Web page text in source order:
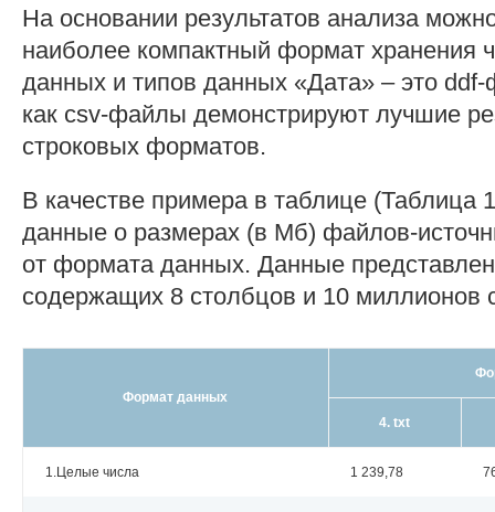
На основании результатов анализа
наиболее компактный формат хранения
данных и типов данных «Дата» – это
как csv-файлы демонстрируют лучшие
строковых форматов.
В качестве примера в таблице (Таблица
данные о размерах (в Мб) файлов-
от формата данных. Данные
содержащих 8 столбцов и 10 миллионов
Формат данных
4. txt
1.Целые числа 1 239,78